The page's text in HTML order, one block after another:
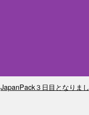
JapanPack３日目となりま